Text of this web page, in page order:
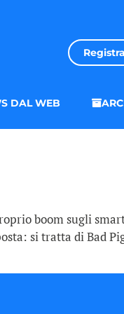
DAL WEB
boom sugli
si tratta di Bad